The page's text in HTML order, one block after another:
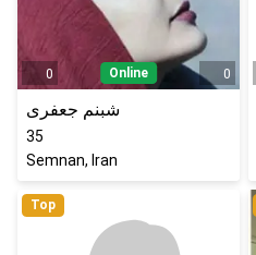
0 Online 0
شبنم جعفری
35
Semnan, Iran
Top